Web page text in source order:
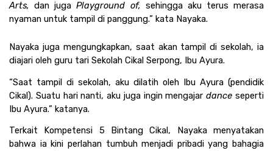
Arts, dan juga Playground of, sehingga aku terus merasa
nyaman untuk tampil di panggung.” kata Nayaka.
Nayaka juga mengungkapkan, saat akan tampil di sekolah, ia
diajari oleh guru tari Sekolah Cikal Serpong, Ibu Ayura.
“Saat tampil di sekolah, aku dilatih oleh Ibu Ayura (pendidik
Cikal). Suatu hari nanti, aku juga ingin mengajar dance seperti
Ibu Ayura.” katanya.
Terkait Kompetensi 5 Bintang Cikal, Nayaka menyatakan
bahwa ia kini perlahan tumbuh menjadi pribadi yang bahagia